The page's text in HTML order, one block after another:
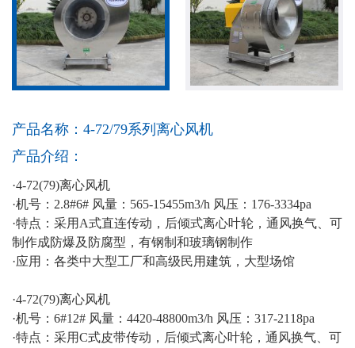
产品名称： 4-72/79系列离心风机
产品介绍：
·4-72(79)离心风机
·机号：2.8#6# 风量：565-15455m3/h 风压：176-3334pa
·特点：采用A式直连传动，后倾式离心叶轮，通风换气、可
制作成防爆及防腐型，有钢制和玻璃钢制作
·应用：各类中大型工厂和高级民用建筑，大型场馆
·4-72(79)离心风机
·机号：6#12# 风量：4420-48800m3/h 风压：317-2118pa
·特点：采用C式皮带传动，后倾式离心叶轮，通风换气、可